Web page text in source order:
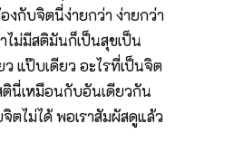
งกับจิตนี่ง่ายกว่า ง่ายกว่า
ม่มีสติมันก็เป็นสุขเป็น
แป๊บเดียว อะไรที่เป็นจิต
ตินี่เหมือนกับอันเดียวกัน
ตไม่ได้ พอเราสัมผัสดูแล้ว